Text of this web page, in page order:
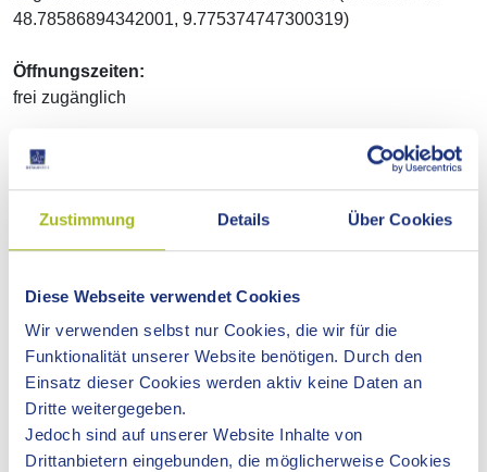
Zustimmung Details Über Cookies
Diese Webseite verwendet Cookies
Wir verwenden selbst nur Cookies, die wir für die
Funktionalität unserer Website benötigen. Durch den
Einsatz dieser Cookies werden aktiv keine Daten an
Dritte weitergegeben.
Jedoch sind auf unserer Website Inhalte von
Drittanbietern eingebunden, die möglicherweise Cookies
48.78586894342001, 9.775374747300319)
Öffnungszeiten:
frei zugänglich
Weitere Infos auf www.deutsche-limeskommission.de
INFOPAVILLON ROTENBACHTAL
(Koordinaten: 48.790408761182306, 9.762594340464549)
BEGINN DER LIMESMAUER IM ROTENBACHTAL